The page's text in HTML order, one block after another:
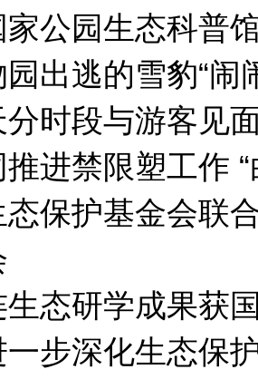
公园生态科普
出逃的雪豹“闹
时段与游客见
进禁限塑工作
态保护基金会联
态研学成果获
步深化生态保